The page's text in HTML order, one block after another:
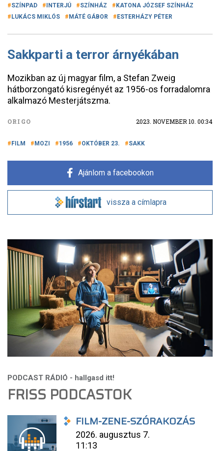
SZÍNPAD INTERJÚ SZÍNHÁZ
KATONA JÓZSEF SZÍNHÁZ
LUKÁCS MIKLÓS
MÁTÉ GÁBOR ESTERHÁZY PÉTER
Sakkparti a terror árnyékában
Mozikban az új magyar film, a Stefan Zweig
hátborzongató kisregényét az 1956-os forradalomra
alkalmazó Mesterjátszma.
ORIGO 2023. NOVEMBER 10. 00:34
FILM MOZI 1956 OKTÓBER 23. SAKK
Ajánlom a facebookon
vissza a címlapra
FRISS PODCASTOK
FILM-ZENE-SZÓRAKOZÁS
2026. augusztus 7.
11:13